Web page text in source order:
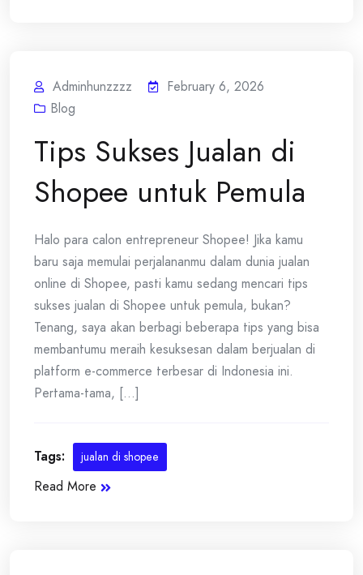
Adminhunzzzz
February 6, 2026
Blog
Tips Sukses Jualan di
Shopee untuk Pemula
Halo para calon entrepreneur Shopee! Jika kamu
baru saja memulai perjalananmu dalam dunia jualan
online di Shopee, pasti kamu sedang mencari tips
sukses jualan di Shopee untuk pemula, bukan?
Tenang, saya akan berbagi beberapa tips yang bisa
membantumu meraih kesuksesan dalam berjualan di
platform e-commerce terbesar di Indonesia ini.
Pertama-tama, [...]
Tags: jualan di shopee
Read More